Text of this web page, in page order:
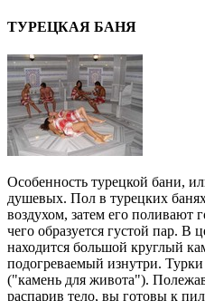
ТУРЕЦКАЯ БАНЯ
Особенность турецкой бани,
душевых. Пол в турецких
воздухом, затем его поливают
чего образуется густой пар. В
находится большой круглый
подогреваемый изнутри.
("камень для живота").
распарив тело, вы готовы к